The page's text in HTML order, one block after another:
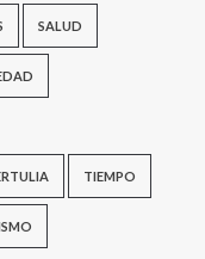
SALUD
TIEMPO